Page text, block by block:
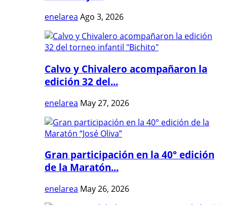
enelarea Ago 3, 2026
Calvo y Chivalero acompañaron la
edición 32 del...
enelarea May 27, 2026
Gran participación en la 40° edición
de la Maratón...
enelarea May 26, 2026